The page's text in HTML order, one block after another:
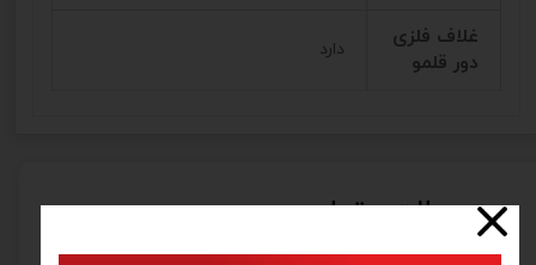
غلاف فلزی
دور قلمو
دارد
محصولات مرتبط